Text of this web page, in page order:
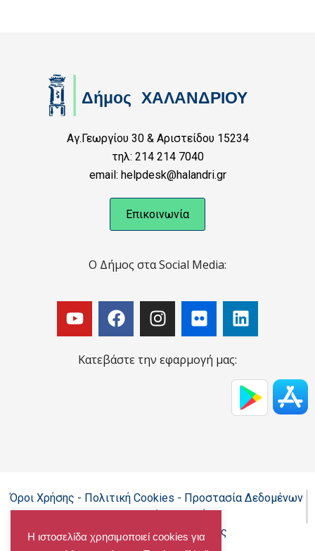
Αγ.Γεωργίου 30 & Αριστείδου 15234
τηλ: 214 214 7040
email: helpdesk@halandri.gr
Επικοινωνία
Ο Δήμος στα Social Media:
Κατεβάστε την εφαρμογή μας:
Όροι Χρήσης - Πολιτική Cookies - Προστασία Δεδομένων
Προσωπικού Χαρακτήρα
Δήλωση προσβασιμότητας
Η ιστοσελίδα χρησιμοποιεί cookies για